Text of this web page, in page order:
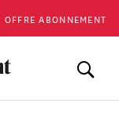
OFFRE ABONNEMENT